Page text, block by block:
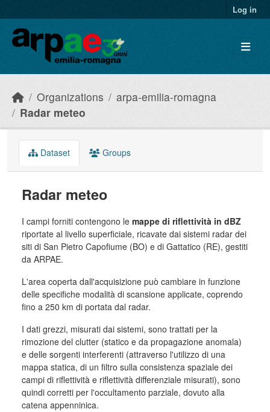
Log in
Organizations
arpa-emilia-romagna
Radar meteo
Dataset Groups
Radar meteo
I campi forniti contengono le mappe di riflettività in dBZ
riportate al livello superficiale, ricavate dai sistemi radar dei
siti di San Pietro Capofiume (BO) e di Gattatico (RE), gestiti
da ARPAE.
L'area coperta dall'acquisizione può cambiare in funzione
delle specifiche modalità di scansione applicate, coprendo
fino a 250 km di portata dal radar.
I dati grezzi, misurati dai sistemi, sono trattati per la
rimozione del clutter (statico e da propagazione anomala)
e delle sorgenti interferenti (attraverso l'utilizzo di una
mappa statica, di un filtro sulla consistenza spaziale dei
campi di riflettività e riflettività differenziale misurati), sono
quindi corretti per l'occultamento parziale, dovuto alla
catena appenninica.